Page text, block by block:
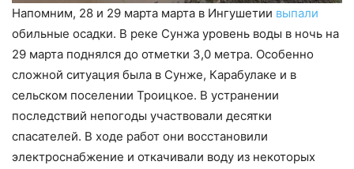
Напомним, 28 и 29 марта марта в Ингушетии выпали
обильные осадки. В реке Сунжа уровень воды в ночь на
29 марта поднялся до отметки 3,0 метра. Особенно
сложной ситуация была в Сунже, Карабулаке и в
сельском поселении Троицкое. В устранении
последствий непогоды участвовали десятки
спасателей. В ходе работ они восстановили
электроснабжение и откачивали воду из некоторых